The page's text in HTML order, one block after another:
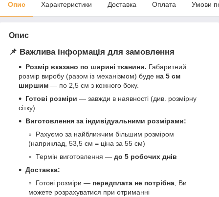
Опис Характеристики Доставка Оплата Умови
Опис
📌 Важлива інформація для замовлення
Розмір вказано по ширині тканини. Габаритний
розмір виробу (разом із механізмом) буде на 5 см
ширшим — по 2,5 см з кожного боку.
Готові розміри — завжди в наявності (див. розмірну
сітку).
Виготовлення за індивідуальними розмірами:
Рахуємо за найближчим більшим розміром
(наприклад, 53,5 см = ціна за 55 см)
Термін виготовлення — до 5 робочих днів
Доставка:
Готові розміри — передплата не потрібна , Ви
можете розрахуватися при отриманні